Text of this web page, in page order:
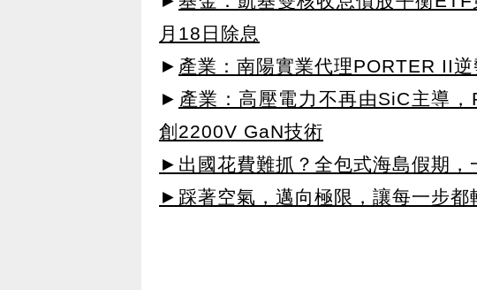
月18日除息
► 產業：南陽實業代理PORTER II
► 產業：高壓電力不再由SiC主導
創2200V GaN技術
►出國花費難抓？全包式海島假期，
►踩著空氣，邁向極限，讓每一步都